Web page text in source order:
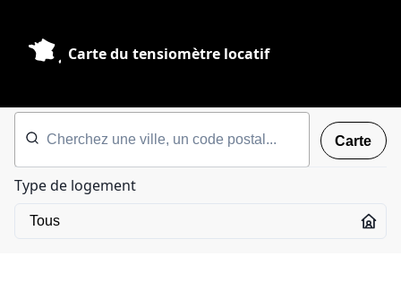
Carte du tensiomètre locatif
Carte
Type de logement